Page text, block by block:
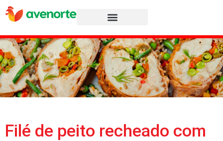
Filé de peito recheado com